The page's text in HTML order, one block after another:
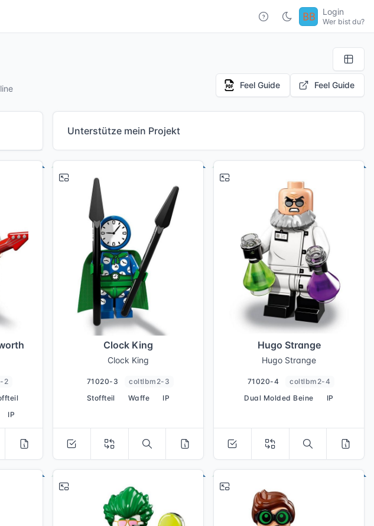
Login
Wer bist du?
Feel Guide Feel Guide
Unterstütze mein Projekt
2
IP
Clock King
Clock King
71020-3
coltlbm2-3
Stoffteil
Waffe IP
Hugo Strange
Hugo Strange
71020-4
coltlbm2-4
Dual Molded Beine
IP